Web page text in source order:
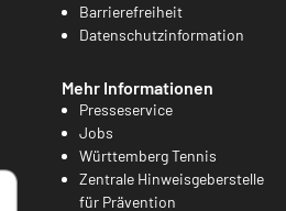
Barrierefreiheit
Datenschutzinformation
Mehr Informationen
Presseservice
Jobs
Württemberg Tennis
Zentrale Hinweisgeberstelle
für Prävention